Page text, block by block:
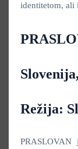
identitetom, ali
Režija: